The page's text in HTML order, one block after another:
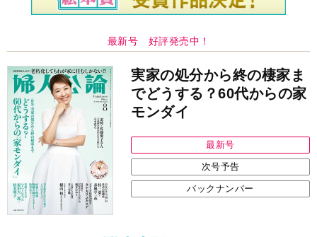
最新号 好評発売中！
実家の処分から終の棲家ま
でどうする？60代からの家
モンダイ
最新号
次号予告
バックナンバー